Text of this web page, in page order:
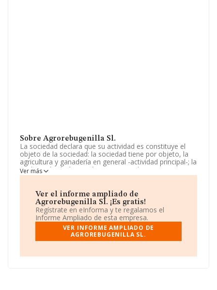
Sobre Agrorebugenilla Sl.
La sociedad declara que su actividad es constituye el
objeto de la sociedad: la sociedad tiene por objeto, la
agricultura y ganadería en general -actividad principal-; la
explotación de fincas rústicas y ganaderas, en tanto en
propiedad como en arrendamiento, así como la
ganaderos. La sociedad está inscrita en el Registro
Mercantil como Sociedad Limitada. Su CNAE
corresponde a 0111 con código 'Cultivo de cereales
(excepto arroz), leguminosas y semillas oleaginosas'.
No realiza actividad de importación y/o exportación.
Ha tenido un 20% más de empleados y según las cifras
de empleados ha estado por encima de la media de
Ver más
Ver el informe ampliado de
Agrorebugenilla Sl. ¡Es gratis!
Regístrate en eInforma y te regalamos el
Informe Ampliado de esta empresa.
VER INFORME AMPLIADO DE
AGROREBUGENILLA SL.